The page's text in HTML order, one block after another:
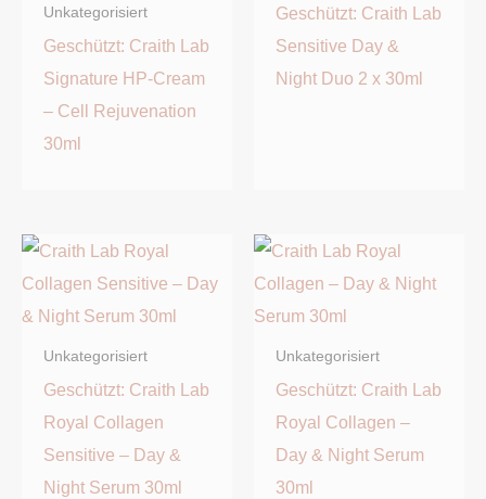
Unkategorisiert
Geschützt: Craith Lab
Signature HP-Cream
– Cell Rejuvenation
30ml
Geschützt: Craith Lab
Sensitive Day &
Night Duo 2 x 30ml
Unkategorisiert
Geschützt: Craith Lab
Royal Collagen
Sensitive – Day &
Night Serum 30ml
Unkategorisiert
Geschützt: Craith Lab
Royal Collagen –
Day & Night Serum
30ml